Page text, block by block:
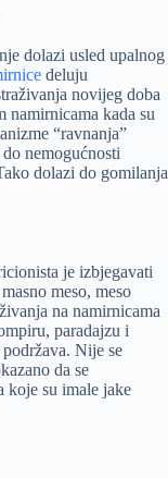
dolazi usled upalnog
deluju
novijeg doba
namirnicama kada su
“ravnanja”
nemogućnosti
dolazi do gomilanja
je izbjegavati
meso, meso
na namirnicama
paradajzu i
Nije se
da se
koje su imale jake